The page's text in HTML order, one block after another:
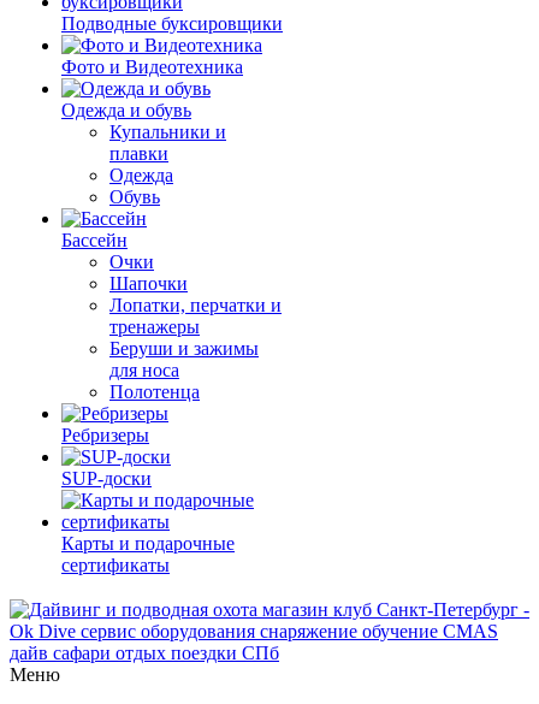
Подводные буксировщики
Фото и Видеотехника
Одежда и обувь
Купальники и
плавки
Одежда
Обувь
Бассейн
Очки
Шапочки
Лопатки, перчатки и
тренажеры
Беруши и зажимы
для носа
Полотенца
Ребризеры
SUP-доски
Карты и подарочные
сертификаты
Меню